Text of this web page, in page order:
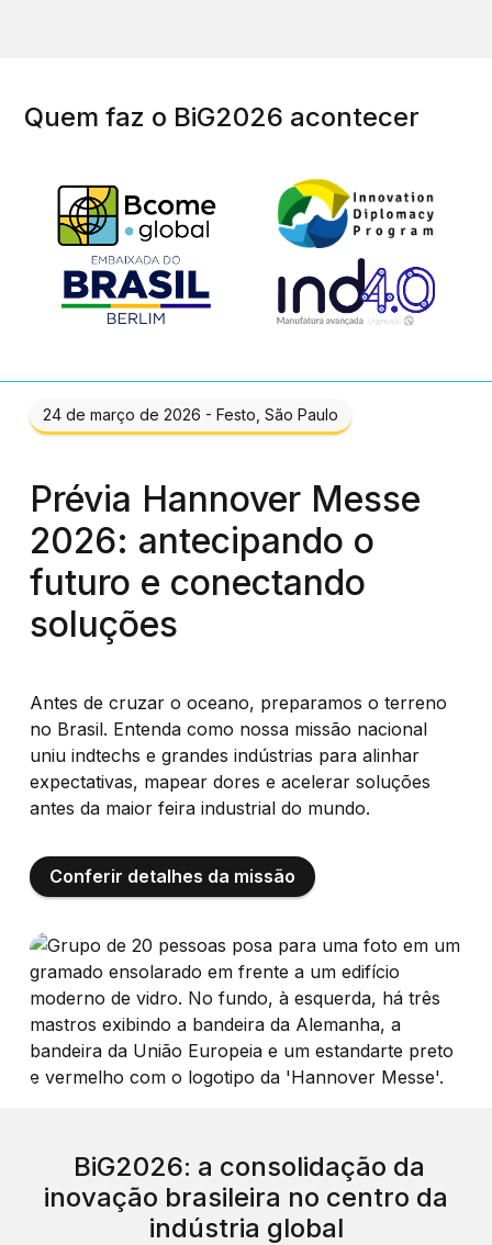
Quem faz o BiG2026 acontecer
24 de março de 2026 - Festo, São Paulo
Prévia Hannover Messe
2026: antecipando o
futuro e conectando
soluções
Antes de cruzar o oceano, preparamos o terreno
no Brasil. Entenda como nossa missão nacional
uniu indtechs e grandes indústrias para alinhar
expectativas, mapear dores e acelerar soluções
antes da maior feira industrial do mundo.
Conferir detalhes da missão
BiG2026: a consolidação da
inovação brasileira no centro da
indústria global